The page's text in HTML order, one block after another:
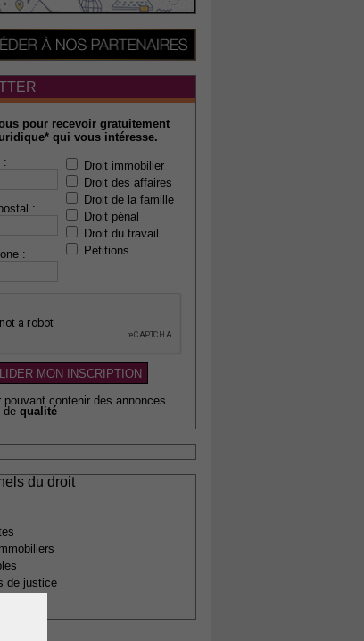
pour recevoir gratuitement
qui vous intéresse.
:
:
:
Droit immobilier
Droit des affaires
Droit de la famille
Droit pénal
Droit du travail
Petitions
pouvant contenir des annonces
de qualité
du droit
de justice